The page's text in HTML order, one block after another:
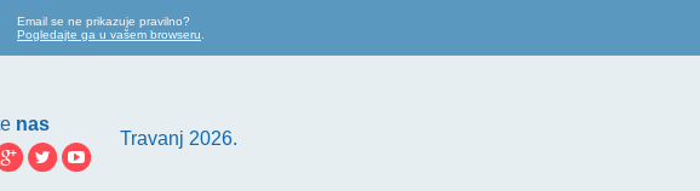
Email se ne prikazuje pravilno?
Pogledajte ga u vašem browseru
nas
Travanj 2026.